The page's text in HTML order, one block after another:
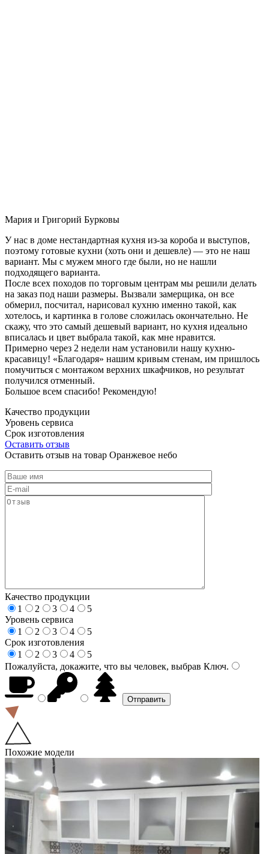
Мария и Григорий Бурковы
У нас в доме нестандартная кухня из-за короба и выступов,
поэтому готовые кухни (хоть они и дешевле) — это не наш
вариант. Мы с мужем много где были, но не нашли
подходящего варианта.
После всех походов по торговым центрам мы решили делать
на заказ под наши размеры. Вызвали замерщика, он все
обмерил, посчитал, нарисовал кухню именно такой, как
хотелось, и картинка в голове сложилась окончательно. Не
скажу, что это самый дешевый вариант, но кухня идеально
вписалась и цвет выбрала такой, как мне нравится.
Примерно через 2 недели нам установили нашу кухню-
красавицу! «Благодаря» нашим кривым стенам, им пришлось
помучиться с монтажом верхних шкафчиков, но результат
получился отменный.
Большое всем спасибо! Рекомендую!
Качество продукции
Уровень сервиса
Срок изготовления
Оставить отзыв
Оставить отзыв на товар Оранжевое небо
Качество продукции
1
2 3 4
5
Уровень сервиса
1
2 3 4
5
Срок изготовления
1
2 3 4
5
Пожалуйста, докажите, что вы человек, выбрав Ключ.
Похожие модели